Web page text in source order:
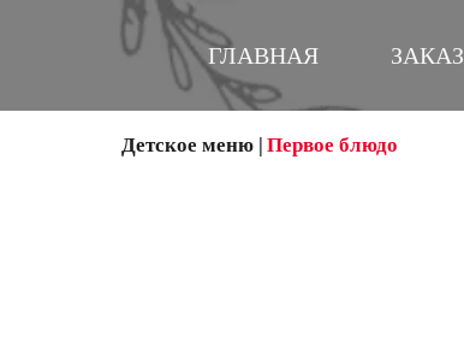
ГЛАВНАЯ ЗАКАЗ
Детское меню | Первое блюдо